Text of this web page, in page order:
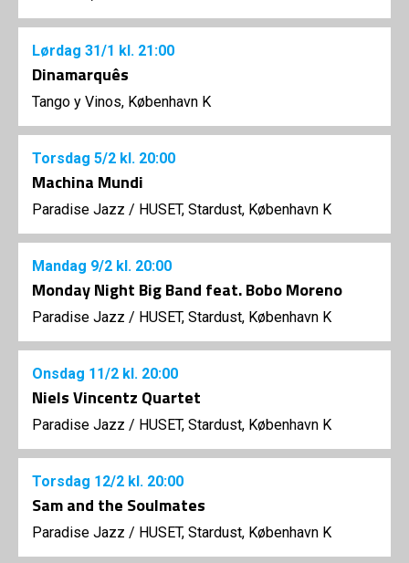
Lørdag 31/1 kl. 21:00
Dinamarquês
Tango y Vinos, København K
Torsdag 5/2 kl. 20:00
Machina Mundi
Paradise Jazz / HUSET, Stardust, København K
Mandag 9/2 kl. 20:00
Monday Night Big Band feat. Bobo Moreno
Paradise Jazz / HUSET, Stardust, København K
Onsdag 11/2 kl. 20:00
Niels Vincentz Quartet
Paradise Jazz / HUSET, Stardust, København K
Torsdag 12/2 kl. 20:00
Sam and the Soulmates
Paradise Jazz / HUSET, Stardust, København K